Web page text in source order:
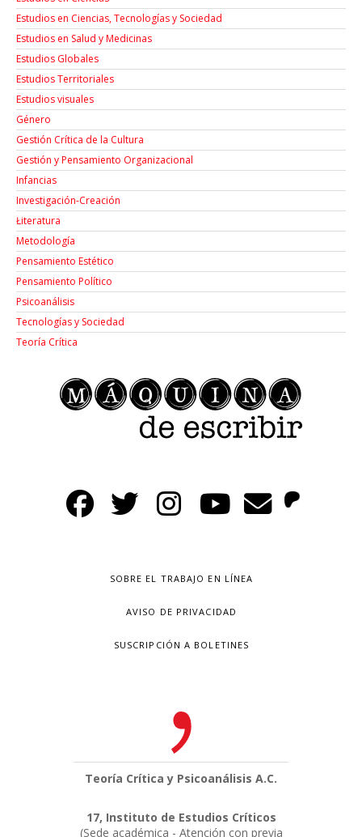
Estudios en Ciencias, Tecnologías y Sociedad
Estudios en Salud y Medicinas
Estudios Globales
Estudios Territoriales
Estudios visuales
Género
Gestión Crítica de la Cultura
Gestión y Pensamiento Organizacional
Infancias
Investigación-Creación
Łiteratura
Metodología
Pensamiento Estético
Pensamiento Político
Psicoanálisis
Tecnologías y Sociedad
Teoría Crítica
SOBRE EL TRABAJO EN LÍNEA
AVISO DE PRIVACIDAD
SUSCRIPCIÓN A BOLETINES
Teoría Crítica y Psicoanálisis A.C.
17, Instituto de Estudios Críticos
(Sede académica - Atención con previa